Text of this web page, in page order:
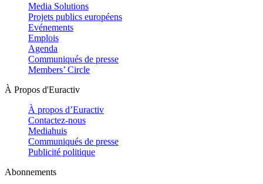
Media Solutions
Projets publics européens
Evénements
Emplois
Agenda
Communiqués de presse
Members’ Circle
À Propos d'Euractiv
À propos d’Euractiv
Contactez-nous
Mediahuis
Communiqués de presse
Publicité politique
Abonnements